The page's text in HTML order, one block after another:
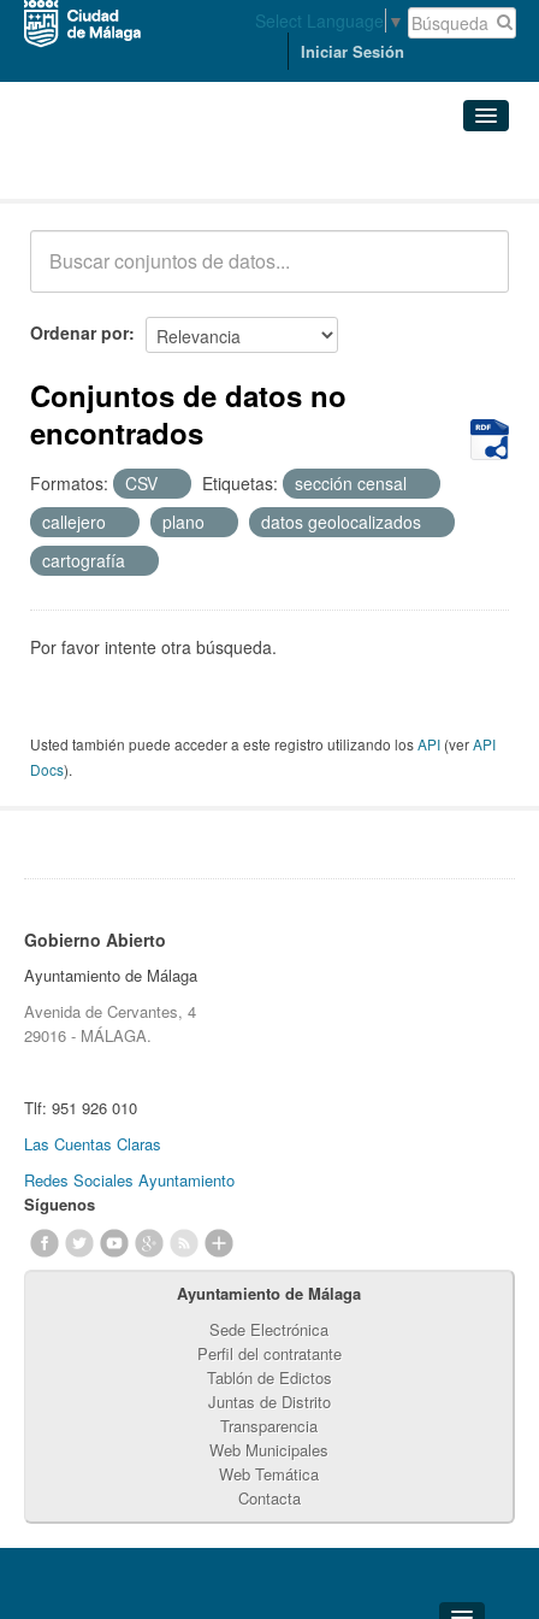
Select Language ▼
Iniciar Sesión
Acerca de
Ordenar por
Conjuntos de datos no
encontrados
Formatos: CSV Etiquetas:
sección censal
callejero
plano
datos geolocalizados
cartografía
Por favor intente otra búsqueda.
Usted también puede acceder a este registro utilizando losAPI (verAPI
Docs).
Gobierno Abierto
Ayuntamiento de Málaga
Avenida de Cervantes, 4
29016 - MÁLAGA.
Tlf: 951 926 010
Las Cuentas Claras
Redes Sociales Ayuntamiento
Síguenos
Ayuntamiento de Málaga
Sede Electrónica
Perfil del contratante
Tablón de Edictos
Juntas de Distrito
Transparencia
Web Municipales
Web Temática
Contacta